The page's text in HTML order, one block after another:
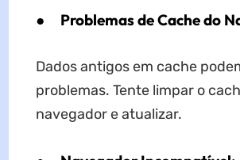
● Problemas de Cache do
Dados antigos em cache
problemas. Tente limpar o
navegador e atualizar.